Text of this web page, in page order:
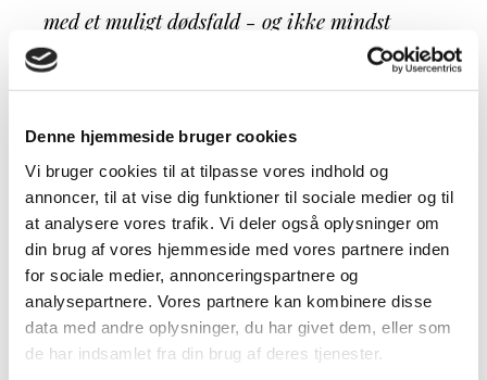
Denne hjemmeside bruger cookies
Vi bruger cookies til at tilpasse vores indhold og
annoncer, til at vise dig funktioner til sociale medier og til
at analysere vores trafik. Vi deler også oplysninger om
din brug af vores hjemmeside med vores partnere inden
for sociale medier, annonceringspartnere og
analysepartnere. Vores partnere kan kombinere disse
data med andre oplysninger, du har givet dem, eller som
de har indsamlet fra din brug af deres tjenester.
med et muligt dødsfald - og ikke mindst
skabe de bedste rammer for en god afsked,
skulle det værste ske, at barnet dør.
Død og begravelse er ofte tabubelagte emner i
vores samfund, og mange har derfor
berøringsangst over for disse emner. Vores
erfaringer viser dog, at det kan give ro og
afklaring at få taget stilling til forhold
omkring døden, heriblandt